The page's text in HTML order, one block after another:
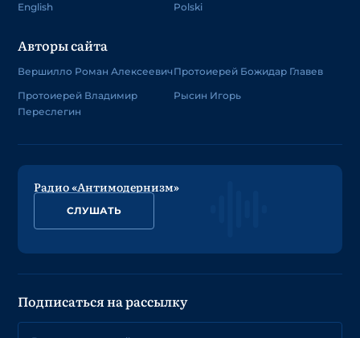
English
Polski
Авторы сайта
Вершилло Роман Алексеевич
Протоиерей Владимир
Переслегин
Протоиерей Божидар Главев
Рысин Игорь
Радио «Антимодернизм»
СЛУШАТЬ
Подписаться на рассылку